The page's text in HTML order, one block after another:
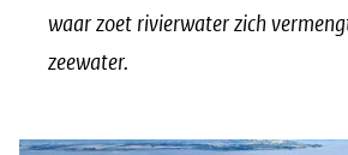
waar zoet rivierwater zich
zeewater.